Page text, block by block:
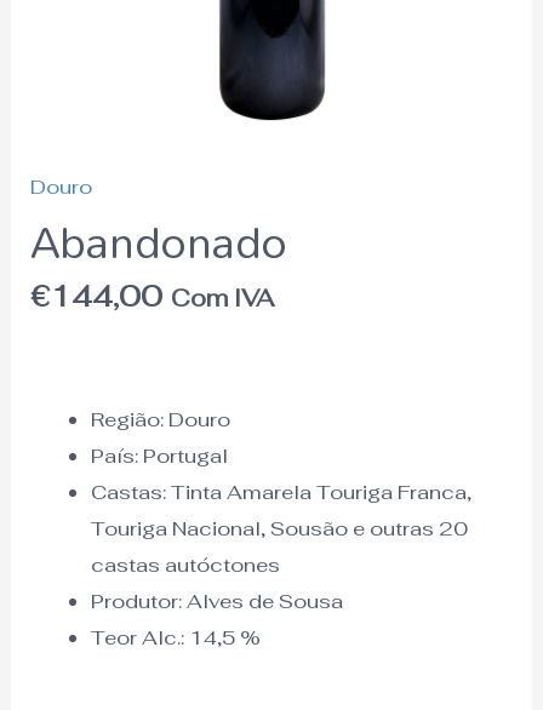
Douro
Abandonado
€144,00 Com IVA
Região: Douro
País: Portugal
Castas: Tinta Amarela Touriga Franca,
Touriga Nacional, Sousão e outras 20
castas autóctones
Produtor: Alves de Sousa
Teor Alc.:14,5%